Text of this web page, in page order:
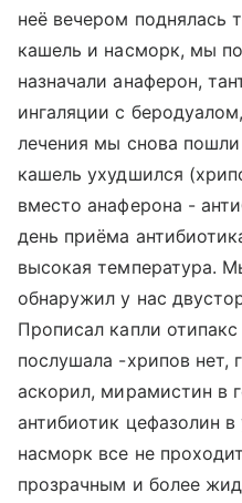
неё вечером поднялась
кашель и насморк, мы
назначали анаферон,
ингаляции с
лечения мы снова пошли
кашель ухудшился
вместо анаферона -
день приёма
высокая температура.
обнаружил у нас
Прописал капли
послушала -хрипов нет,
аскорил, мирамистин в
антибиотик цефазолин
насморк все не
прозрачным и более